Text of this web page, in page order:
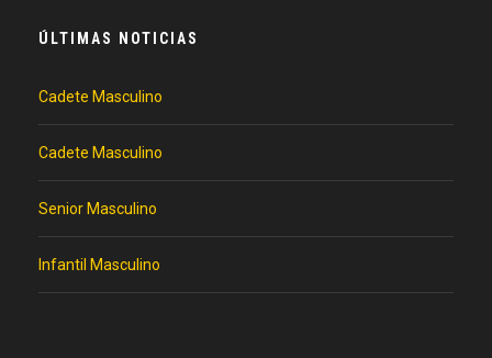
ÚLTIMAS NOTICIAS
Cadete Masculino
Cadete Masculino
Senior Masculino
Infantil Masculino